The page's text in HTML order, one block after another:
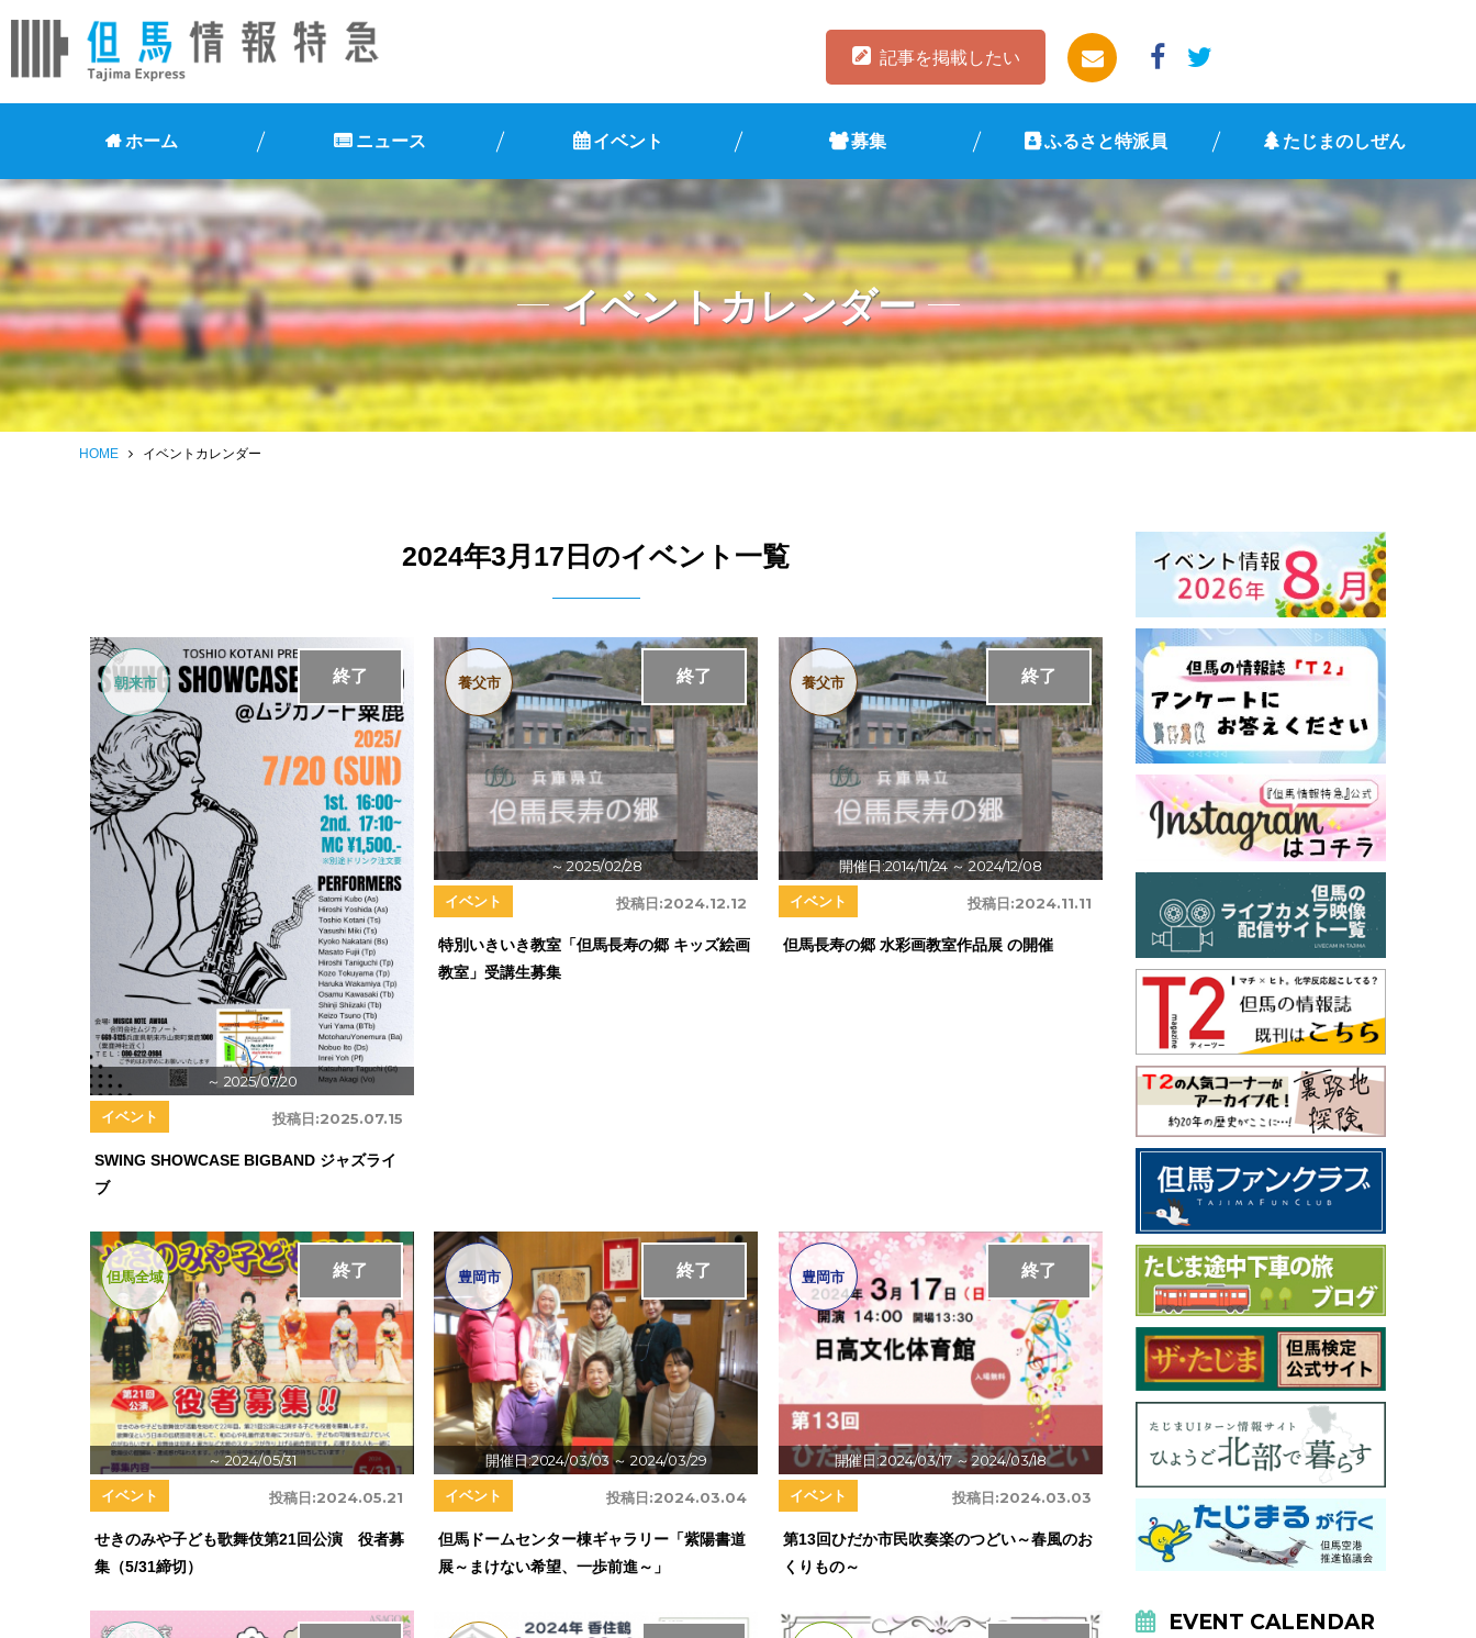
記事を掲載したい
ホーム ニュース イベント 募集 ふるさと特派員 たじまのしぜん
イベントカレンダー
HOME イベントカレンダー
2024年3月17日のイベント一覧
～ 2025/07/20
終了
朝来市
投稿日:2025.07.15
イベント
SWING SHOWCASE BIGBAND ジャズライ
ブ
～ 2025/02/28
終了
養父市
投稿日:2024.12.12
イベント
特別いきいき教室「但馬長寿の郷 キッズ絵画
教室」受講生募集
開催日:2014/11/24～ 2024/12/08
終了
養父市
投稿日:2024.11.11
イベント
但馬長寿の郷 水彩画教室作品展 の開催
～ 2024/05/31
終了
但馬全域
投稿日:2024.05.21
イベント
せきのみや子ども歌舞伎第21回公演 役者募
集（5/31締切）
開催日:2024/03/03 ～ 2024/03/29
終了
豊岡市
投稿日:2024.03.04
イベント
但馬ドームセンター棟ギャラリー「紫陽書道
展～まけない希望、一歩前進～」
開催日:2024/03/17～ 2024/03/18
終了
豊岡市
投稿日:2024.03.03
イベント
第13回ひだか市民吹奏楽のつどい～春風のお
くりもの～
EVENT CALENDAR